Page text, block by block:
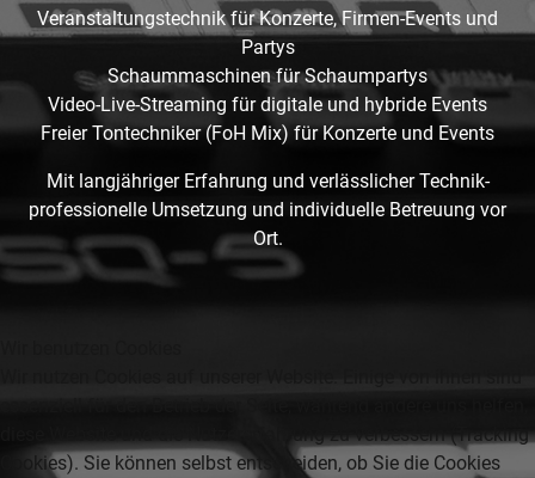
Veranstaltungstechnik für Konzerte, Firmen-Events und
Partys
Schaummaschinen für Schaumpartys
Video-Live-Streaming für digitale und hybride Events
Freier Tontechniker (FoH Mix) für Konzerte und Events
Mit langjähriger Erfahrung und verlässlicher Technik-
professionelle Umsetzung und individuelle Betreuung vor
Ort.
diese Website und die Nutzererfahrung zu verbessern (Tracking
Cookies). Sie können selbst entscheiden, ob Sie die Cookies